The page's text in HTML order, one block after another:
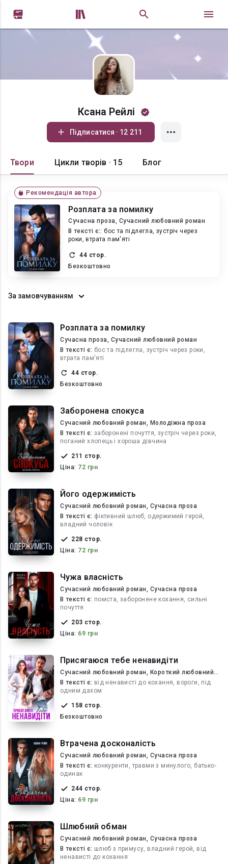
 
Ксана Рейлі
Підписатися · 12 211
Твори Цикли творів · 15 Блог
Рекомендація автора
Розплата за помилку
Сучасна проза, Сучасний любовний роман
В текcті є:: бос та підлегла, зустріч через
роки, втрата пам'яті
44 стор.
Безкоштовно
За замовчуванням
Розплата за помилку
Сучасна проза, Сучасний любовний роман
В текcті є: бос та підлегла, зустріч через роки,
втрата пам'яті
44 стор.
Безкоштовно
Заборонена спокуса
Сучасний любовний роман, Молодіжна проза
В текcті є: заборонені почуття, зустріч через роки,
поганий хлопець і хороша дівчина
211 стор.
Ціна: 72 грн
Його одержимість
Сучасний любовний роман, Сучасна проза
В текcті є: фіктивний шлюб, одержимий герой,
владний чоловік
228 стор.
Ціна: 72 грн
Чужа власність
Сучасний любовний роман, Сучасна проза
В текcті є: помста, заборонене кохання, сильні
почуття
203 стор.
Ціна: 69 грн
Присягаюся тебе ненавидіти
Сучасний любовний роман, Короткий любовний
роман
В текcті є: від ненависті до кохання, вороги, під
одним дахом
158 стор.
Безкоштовно
Втрачена досконалість
Сучасний любовний роман, Сучасна проза
В текcті є: конкуренти, травми з минулого, батько-
одинак
244 стор.
Ціна: 69 грн
Шлюбний обман
Сучасний любовний роман, Сучасна проза
В текcті є: шлюб з примусу, владний герой, від
ненависті до кохання